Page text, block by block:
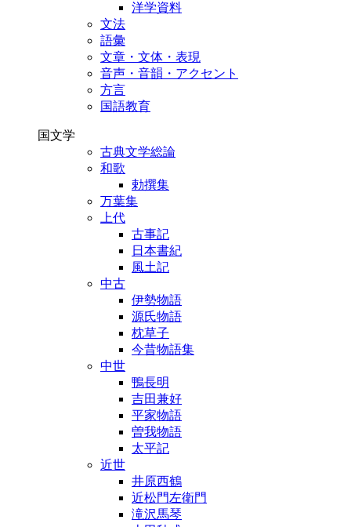
洋学資料
文法
語彙
文章・文体・表現
音声・音韻・アクセント
方言
国語教育
国文学
古典文学総論
和歌
勅撰集
万葉集
上代
古事記
日本書紀
風土記
中古
伊勢物語
源氏物語
枕草子
今昔物語集
中世
鴨長明
吉田兼好
平家物語
曽我物語
太平記
近世
井原西鶴
近松門左衛門
滝沢馬琴